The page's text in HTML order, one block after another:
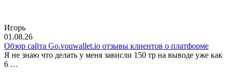
Игорь
01.08.26
Обзор сайта Go.vouwallet.io отзывы клиентов о платформе
Я не знаю что делать у меня зависли 150 тр на выводе уже как
6 …